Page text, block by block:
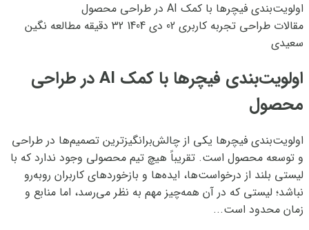
اولویت‌بندی فیچرها با کمک AI در طراحی محصول
مقالات طراحی تجربه کاربری 02 دی 1404 32 دقیقه مطالعه
نگین
سعیدی
اولویت‌بندی فیچرها با کمک AI در طراحی
محصول
اولویت‌بندی فیچرها یکی از چالش‌برانگیزترین تصمیم‌ها در طراحی
و توسعه محصول است. تقریباً هیچ تیم محصولی وجود ندارد که با
لیستی بلند از درخواست‌ها، ایده‌ها و بازخوردهای کاربران روبه‌رو
نباشد؛ لیستی که در آن همه‌چیز مهم به نظر می‌رسد، اما منابع و
زمان محدود است...